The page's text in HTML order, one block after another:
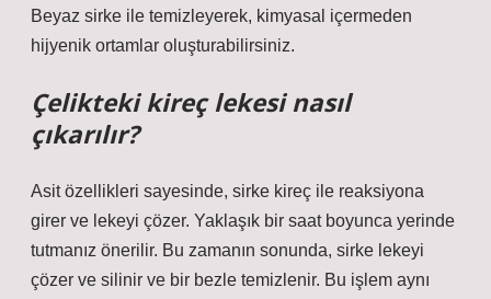
Beyaz sirke ile temizleyerek, kimyasal içermeden
hijyenik ortamlar oluşturabilirsiniz.
Çelikteki kireç lekesi nasıl
çıkarılır?
Asit özellikleri sayesinde, sirke kireç ile reaksiyona
girer ve lekeyi çözer. Yaklaşık bir saat boyunca yerinde
tutmanız önerilir. Bu zamanın sonunda, sirke lekeyi
çözer ve silinir ve bir bezle temizlenir. Bu işlem aynı